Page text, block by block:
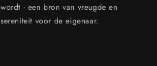
wordt - een bron van vreugde en
sereniteit voor de eigenaar.